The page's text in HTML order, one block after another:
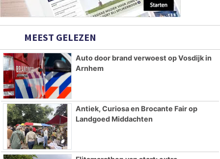
MEEST GELEZEN
Auto door brand verwoest op Vosdijk in
Arnhem
Antiek, Curiosa en Brocante Fair op
Landgoed Middachten